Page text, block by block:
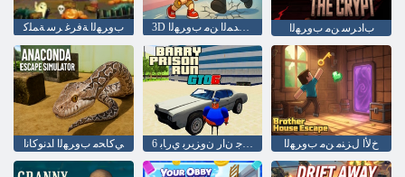
ﺏﻭﺮﻬﻟﺍ ﺔﻓﺮﻏ ﺮﺳ ﺔﻤﻠﻛ 3D ﺔﺳﺭﺪﻤﻟﺍ ﻦﻣ ﺏﻭﺮﻬﻟﺍ ﺏﺍﺩﺮﺳ ﻦﻣ ﺏﻭﺮﻬﻟﺍ
ﻲﻛﺎﺤﻣ ﺏﻭﺮﻬﻟﺍ ﺍﺪﻧﻮﻛﺎﻧﺍ 6 ﻭﺃ ﻲﺗ ﻲﺟ ﻥﺍﺭ ﻥﻭﺰﻳﺮﺑ ﻱﺭﺎﺑ ﺥﻷ ﺍ ﻝﺰﻨﻣ ﻦﻣ ﺏﻭﺮﻬﻟﺍ